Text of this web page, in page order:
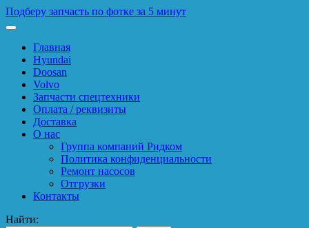
Подберу запчасть по фотке за 5 минут
Главная
Hyundai
Doosan
Volvo
Запчасти спецтехники
Оплата / реквизиты
Доставка
О нас
Группа компаний Ридком
Политика конфиденциальности
Ремонт насосов
Отгрузки
Контакты
Найти: